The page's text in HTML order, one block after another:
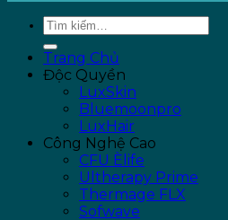
Trang Chủ
Độc Quyền
LuxSkin
Bluemoonpro
LuxHair
Công Nghệ Cao
CFU Èlife
Ultherapy Prime
Thermage FLX
Sofwave